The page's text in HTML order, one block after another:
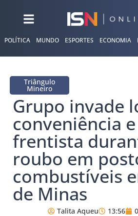
POLÍTICA MUNDO ESPORTES ECONOMIA
Triângulo
Mineiro
Grupo invade
conveniência
frentista
roubo em
combustíveis
de Minas
Talita Aqueu 13:56